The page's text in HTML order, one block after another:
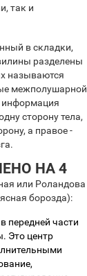
так и
в складки,
разделены
называются
межполушарной
сторону тела,
а правое -
НА 4
или Роландова
борозда):
передней части
Это центр